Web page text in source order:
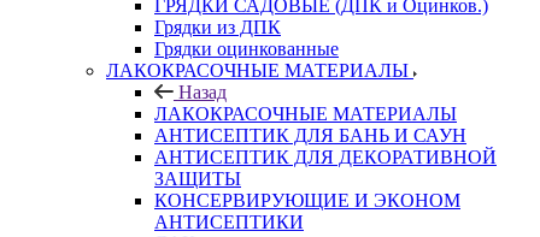
ГРЯДКИ САДОВЫЕ (ДПК и Оцинков.)
Грядки из ДПК
Грядки оцинкованные
ЛАКОКРАСОЧНЫЕ МАТЕРИАЛЫ
Назад
ЛАКОКРАСОЧНЫЕ МАТЕРИАЛЫ
АНТИСЕПТИК ДЛЯ БАНЬ И САУН
АНТИСЕПТИК ДЛЯ ДЕКОРАТИВНОЙ
ЗАЩИТЫ
КОНСЕРВИРУЮЩИЕ И ЭКОНОМ
АНТИСЕПТИКИ